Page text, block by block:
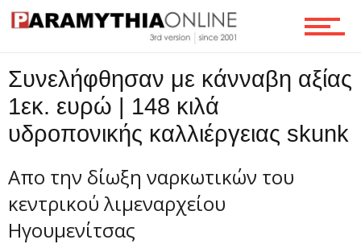
Ροή
Επικοινωνία
Συνελήφθησαν με κάνναβη αξίας
1εκ. ευρώ | 148 κιλά
υδροπονικής καλλιέργειας skunk
Απο την δίωξη ναρκωτικών του
κεντρικού λιμεναρχείου
Ηγουμενίτσας